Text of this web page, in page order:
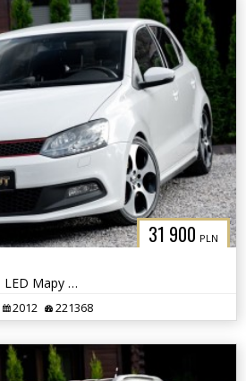
31 900 PLN
1.4T 180KM DSG Xenon LED Mapy Navi Tempomat Grz. Fotele
2012 221368